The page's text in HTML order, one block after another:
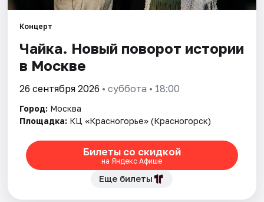
Города
Площадки
Артисты
Рейтинги
Концерт
Чайка. Новый поворот истории
в Москве
26 сентября 2026 • суббота • 18:00
Город: Москва
Площадка: КЦ «Красногорье» (Красногорск)
Билеты со скидкой
на Яндекс Афише
Еще билеты